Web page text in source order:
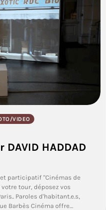
VIDEO
DAVID HADDAD
participatif "Cinémas de
tour, déposez vos
Paroles d'habitant.e.s,
Barbès Cinéma offre…